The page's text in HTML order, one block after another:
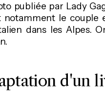
publiée par Lady
notamment le couple
dans les Alpes.
d'un